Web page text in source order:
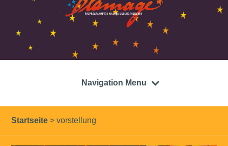
Navigation Menu
Startseite > vorstellung